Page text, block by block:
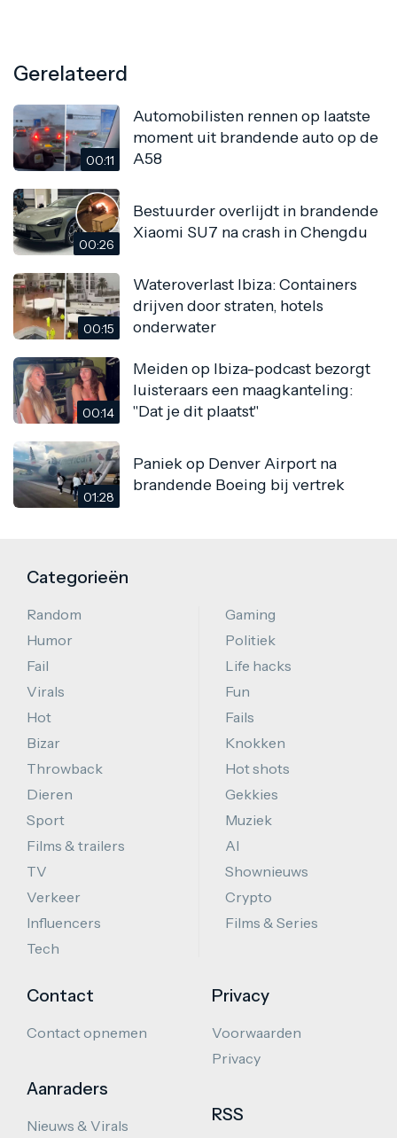
Gerelateerd
00:11
Automobilisten rennen op laatste
moment uit brandende auto op de
A58
00:26
Bestuurder overlijdt in brandende
Xiaomi SU7 na crash in Chengdu
00:15
Wateroverlast Ibiza: Containers
drijven door straten, hotels
onderwater
00:14
Meiden op Ibiza-podcast bezorgt
luisteraars een maagkanteling:
"Dat je dit plaatst"
01:28
Paniek op Denver Airport na
brandende Boeing bij vertrek
Categorieën
Random
Humor
Fail
Virals
Hot
Bizar
Throwback
Dieren
Sport
Films & trailers
TV
Verkeer
Influencers
Tech
Gaming
Politiek
Life hacks
Fun
Fails
Knokken
Hot shots
Gekkies
Muziek
AI
Shownieuws
Crypto
Films & Series
Contact
Contact opnemen
Aanraders
Nieuws & Virals
Privacy
Voorwaarden
Privacy
RSS